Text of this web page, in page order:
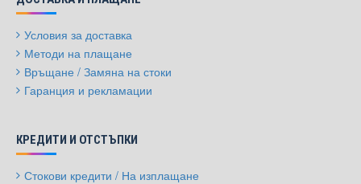
Условия за доставка
Методи на плащане
Връщане / Замяна на стоки
Гаранция и рекламации
КРЕДИТИ И ОТСТЪПКИ
Стокови кредити / На изплащане